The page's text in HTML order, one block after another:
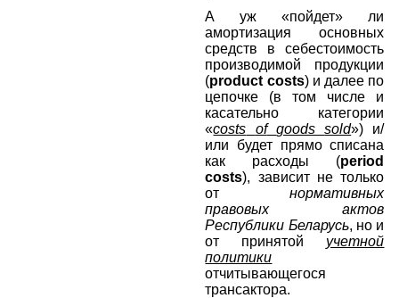
А уж «пойдет» ли
амортизация основных
средств в себестоимость
производимой продукции
(product costs) и далее по
цепочке (в том числе и
касательно категории
«costs of goods sold») и/
или будет прямо списана
как расходы (period
costs), зависит не только
отнормативных
правовых актов
Республики Беларусь, но и
от принятой учетной
политики
отчитывающегося
трансактора.